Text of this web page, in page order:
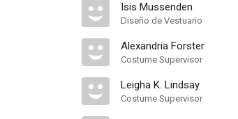
Isis Mussenden
Diseño de Vestuario
Alexandria Forster
Costume Supervisor
Leigha K. Lindsay
Costume Supervisor